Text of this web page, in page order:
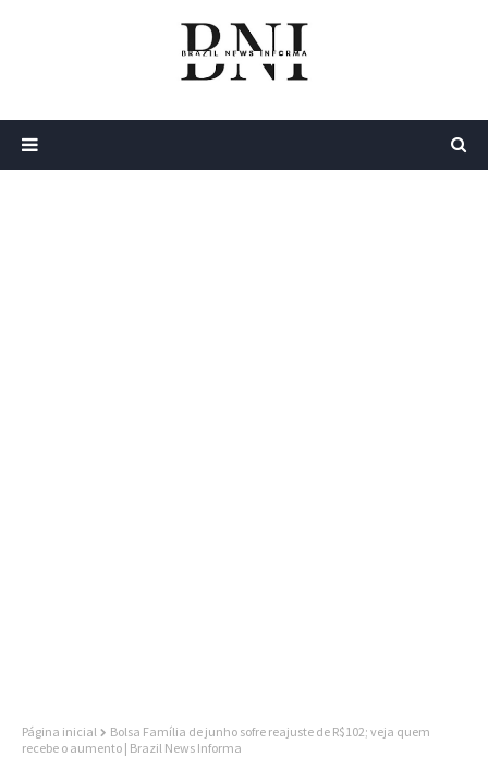
Página inicial
Bolsa Família de junho sofre reajuste de R$102; veja quem
recebe o aumento | Brazil News Informa